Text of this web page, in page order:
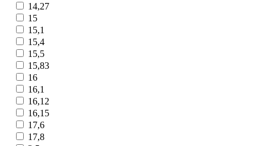
14,27
15
15,1
15,4
15,5
15,83
16
16,1
16,12
16,15
17,6
17,8